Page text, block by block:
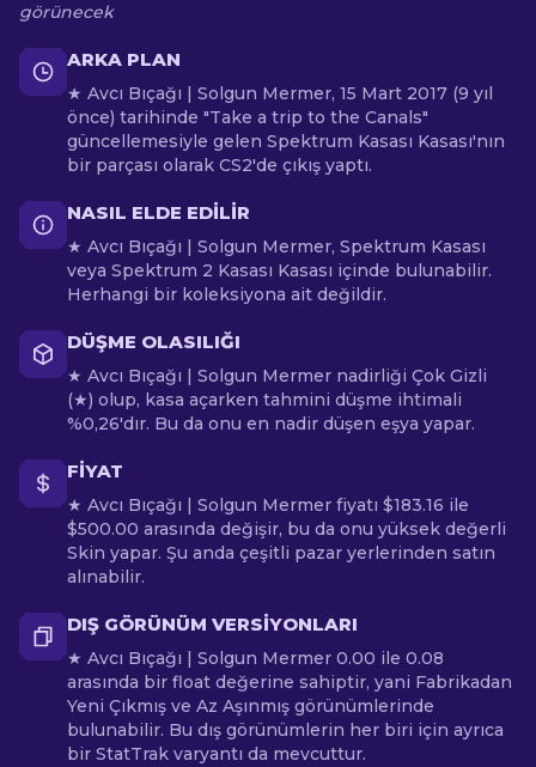
görünecek
ARKA PLAN
★ Avcı Bıçağı | Solgun Mermer, 15 Mart 2017 (9 yıl
önce) tarihinde "Take a trip to the Canals"
güncellemesiyle gelen Spektrum Kasası Kasası'nın
bir parçası olarak CS2'de çıkış yaptı.
NASIL ELDE EDILIR
★ Avcı Bıçağı | Solgun Mermer, Spektrum Kasası
veya Spektrum 2 Kasası Kasası içinde bulunabilir.
Herhangi bir koleksiyona ait değildir.
DÜŞME OLASILIĞI
★ Avcı Bıçağı | Solgun Mermer nadirliği Çok Gizli
(★) olup, kasa açarken tahmini düşme ihtimali
%0,26'dır. Bu da onu en nadir düşen eşya yapar.
FIYAT
★ Avcı Bıçağı | Solgun Mermer fiyatı $183.16 ile
$500.00 arasında değişir, bu da onu yüksek değerli
Skin yapar. Şu anda çeşitli pazar yerlerinden satın
alınabilir.
DIŞ GÖRÜNÜM VERSIYONLARI
★ Avcı Bıçağı | Solgun Mermer 0.00 ile 0.08
arasında bir float değerine sahiptir, yani Fabrikadan
Yeni Çıkmış ve Az Aşınmış görünümlerinde
bulunabilir. Bu dış görünümlerin her biri için ayrıca
bir StatTrak varyantı da mevcuttur.